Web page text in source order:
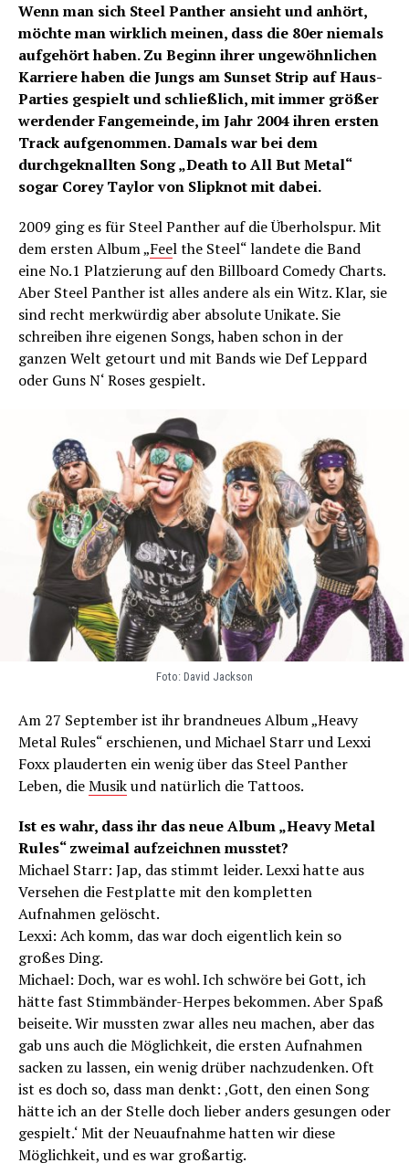
Wenn man sich Steel Panther ansieht und anhört,
möchte man wirklich meinen, dass die 80er niemals
aufgehört haben. Zu Beginn ihrer ungewöhnlichen
Karriere haben die Jungs am Sunset Strip auf Haus-
Parties gespielt und schließlich, mit immer größer
werdender Fangemeinde, im Jahr 2004 ihren ersten
Track aufgenommen. Damals war bei dem
durchgeknallten Song „Death to All But Metal“
sogar Corey Taylor von Slipknot mit dabei.
2009 ging es für Steel Panther auf die Überholspur. Mit
dem ersten Album „Feel the Steel“ landete die Band
eine No.1 Platzierung auf den Billboard Comedy Charts.
Aber Steel Panther ist alles andere als ein Witz. Klar, sie
sind recht merkwürdig aber absolute Unikate. Sie
schreiben ihre eigenen Songs, haben schon in der
ganzen Welt getourt und mit Bands wie Def Leppard
oder Guns N‘ Roses gespielt.
Foto: David Jackson
Am 27 September ist ihr brandneues Album „Heavy
Metal Rules“ erschienen, und Michael Starr und Lexxi
Foxx plauderten ein wenig über das Steel Panther
Leben, dieMusikund natürlich die Tattoos.
Ist es wahr, dass ihr das neue Album „Heavy Metal
Rules“ zweimal aufzeichnen musstet?
Michael Starr: Jap, das stimmt leider. Lexxi hatte aus
Versehen die Festplatte mit den kompletten
Aufnahmen gelöscht.
Lexxi: Ach komm, das war doch eigentlich kein so
großes Ding.
Michael: Doch, war es wohl. Ich schwöre bei Gott, ich
hätte fast Stimmbänder-Herpes bekommen. Aber Spaß
beiseite. Wir mussten zwar alles neu machen, aber das
gab uns auch die Möglichkeit, die ersten Aufnahmen
sacken zu lassen, ein wenig drüber nachzudenken. Oft
ist es doch so, dass man denkt: ‚Gott, den einen Song
hätte ich an der Stelle doch lieber anders gesungen oder
gespielt.‘ Mit der Neuaufnahme hatten wir diese
Möglichkeit, und es war großartig.